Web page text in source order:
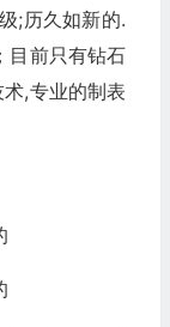
;历久如新的.
目前只有钻石
,专业的制表